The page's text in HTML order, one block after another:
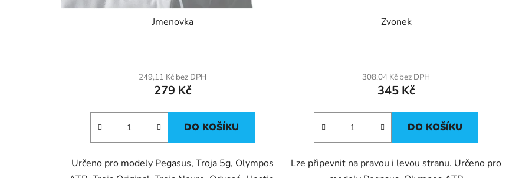
t
Jmenovka
249,11 Kč bez DPH
279 Kč
DO KOŠÍKU
Určeno pro modely Pegasus, Troja 5g, Olympos
Zvonek
308,04 Kč bez DPH
345 Kč
DO KOŠÍKU
Lze připevnit na pravou i levou stranu. Určeno pro